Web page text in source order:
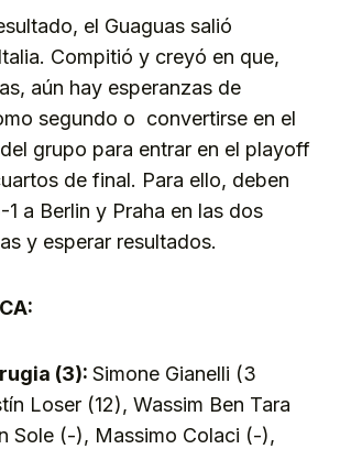
el Guaguas salió
Compitió y creyó en que,
aún hay esperanzas de
segundo o convertirse en el
grupo para entrar en el playoff
de final. Para ello, deben
a Berlin y Praha en las dos
y esperar resultados.
(3): Simone Gianelli (3
Loser (12), Wassim Ben Tara
Sole (-), Massimo Colaci (-),